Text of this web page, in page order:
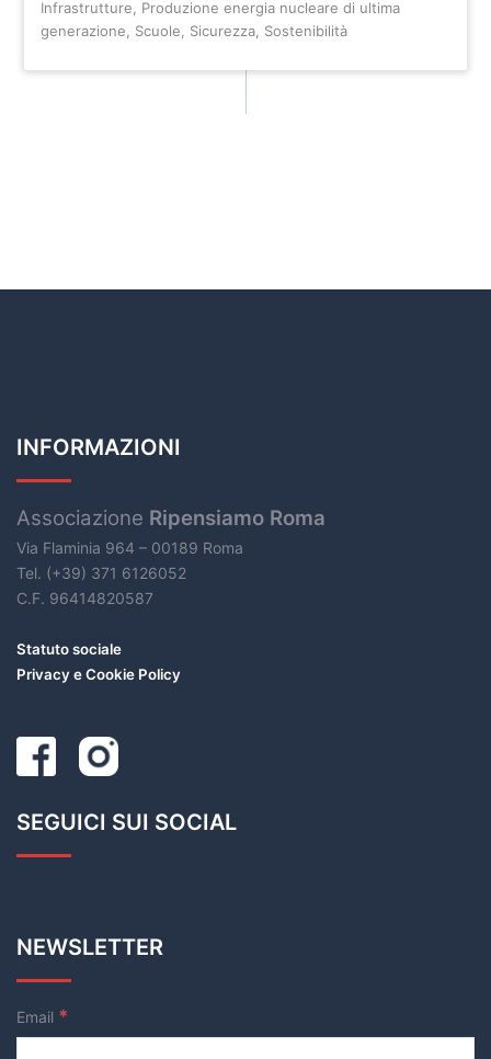
Infrastrutture
Produzione energia nucleare di ultima
generazione
Scuole Sicurezza Sostenibilità
INFORMAZIONI
Associazione Ripensiamo Roma
Via Flaminia 964 – 00189 Roma
Tel. (+39) 371 6126052
C.F. 96414820587
Statuto sociale
Privacy e Cookie Policy
SEGUICI SUI SOCIAL
NEWSLETTER
Email *